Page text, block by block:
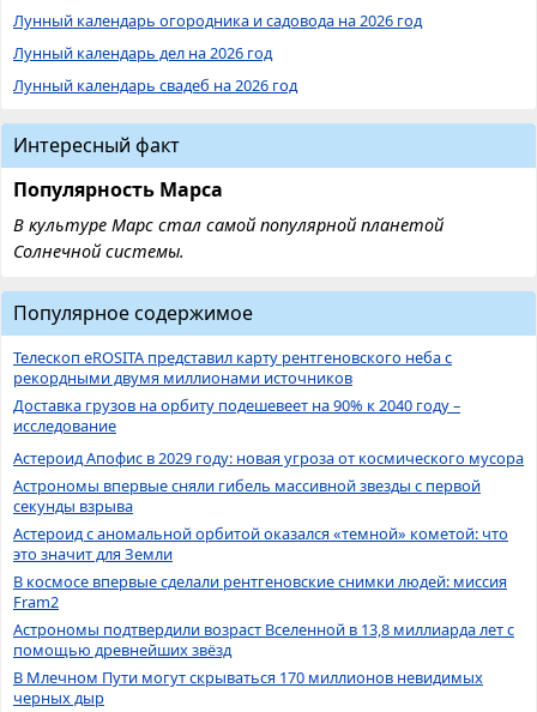
Лунный календарь огородника и садовода на 2026 год
Лунный календарь дел на 2026 год
Лунный календарь свадеб на 2026 год
Интересный факт
Популярность Марса
В культуре Марс стал самой популярной планетой
Солнечной системы.
Популярное содержимое
Телескоп eROSITA представил карту рентгеновского неба с
рекордными двумя миллионами источников
Доставка грузов на орбиту подешевеет на 90% к 2040 году –
исследование
Астероид Апофис в 2029 году: новая угроза от космического мусора
Астрономы впервые сняли гибель массивной звезды с первой
секунды взрыва
Астероид с аномальной орбитой оказался «темной» кометой: что
это значит для Земли
В космосе впервые сделали рентгеновские снимки людей: миссия
Fram2
Астрономы подтвердили возраст Вселенной в 13,8 миллиарда лет с
помощью древнейших звёзд
В Млечном Пути могут скрываться 170 миллионов невидимых
черных дыр